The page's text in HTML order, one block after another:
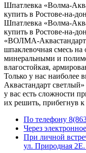
Шпатлевка «Волма-
купить в Ростове-на-
Шпатлевка «Волма-
купить в Ростове-на-
«ВОЛМА-Аквастандарт
шпаклевочная смесь на
минеральными и
влагостойкая,
Только у нас
Аквастандарт
у вас есть сложности
их решить, прибегнув
По телефону
Через
При личной
ул. Природная 2Е.